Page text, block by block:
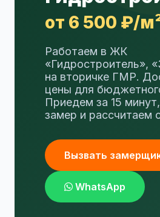
от 6 500 ₽/
Работаем в ЖК
«Гидростроитель»,
на вторичке ГМР.
цены для
Приедем за 15
замер и рассчитаем
Вызвать
WhatsApp